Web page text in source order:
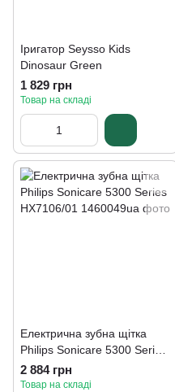
Іригатор Seysso Kids
Dinosaur Green
1 829 грн
Товар на складі
Електрична зубна щітка
Philips Sonicare 5300 Series
HX7106/01
2 884 грн
Товар на складі